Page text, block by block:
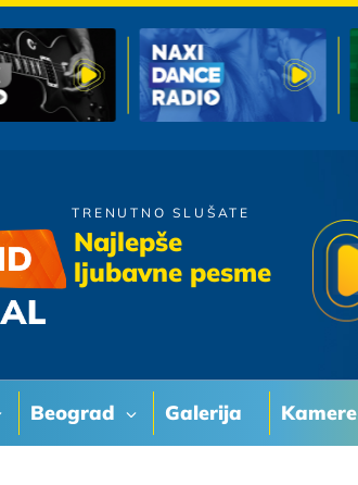
Beograd Galerija Kamere
TRENUTNO SLUŠATE
Najlepše
ljubavne pesme
Riblja Corba